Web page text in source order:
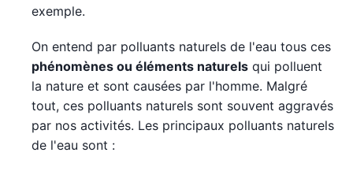
exemple.
On entend par polluants naturels de l'eau tous ces
phénomènes ou éléments naturels qui polluent
la nature et sont causées par l'homme. Malgré
tout, ces polluants naturels sont souvent aggravés
par nos activités. Les principaux polluants naturels
de l'eau sont :